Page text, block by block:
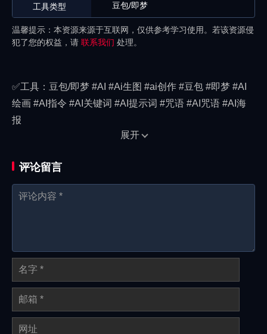
工具类型 豆包/即梦
温馨提示：本资源来源于互联网，仅供参考学习使用。若该资源侵
犯了您的权益，请 联系我们 处理。
✅工具：豆包/即梦 #AI #Ai生图 #ai创作 #豆包 #即梦 #AI
绘画 #AI指令 #AI关键词 #AI提示词 #咒语 #AI咒语 #AI海
报
展开
评论留言